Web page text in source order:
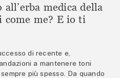
medica della
come me? E io ti
di recente e,
a mantenere toni
più spesso. Da quando